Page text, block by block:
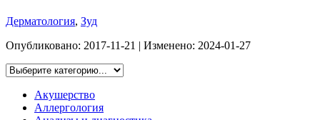
Дерматология, Зуд
Опубликовано: 2017-11-21 | Изменено: 2024-01-27
Акушерство
Аллергология